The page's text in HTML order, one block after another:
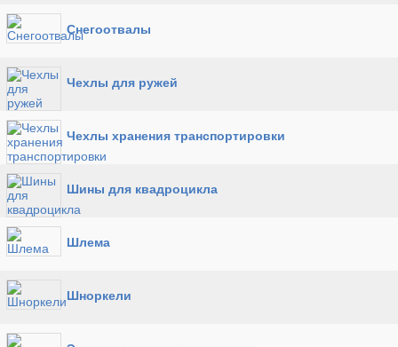
Снегоотвалы
Чехлы для ружей
Чехлы хранения транспортировки
Шины для квадроцикла
Шлема
Шноркели